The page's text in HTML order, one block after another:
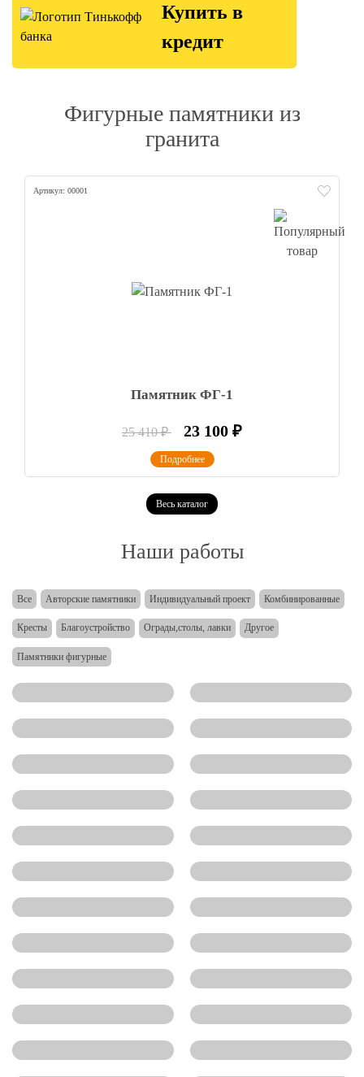
Купить в
кредит
Фигурные памятники из
гранита
Артикул: 00001
Памятник ФГ-1
25 410 ₽ 23 100 ₽
Подробнее
Весь каталог
Наши работы
Все Авторские памятники Индивидуальный проект Комбинированные
Кресты Благоустройство Ограды,столы, лавки Другое
Памятники фигурные